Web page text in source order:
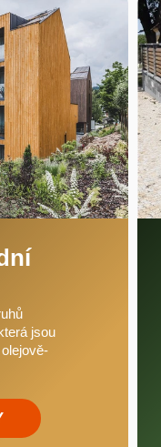
jsou